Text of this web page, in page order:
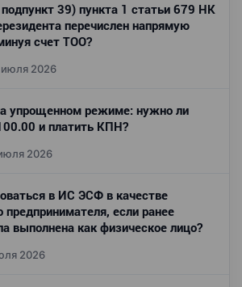
39) пункта 1 статьи 679 НК
перечислен напрямую
счет ТОО?
2026
упрощенном режиме: нужно ли
и платить КПН?
2026
в ИС ЭСФ в качестве
предпринимателя, если ранее
выполнена как физическое лицо?
2026